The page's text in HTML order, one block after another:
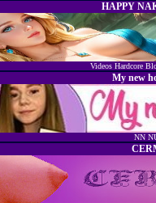
HAPPY
Videos Hardcore
My new
NN